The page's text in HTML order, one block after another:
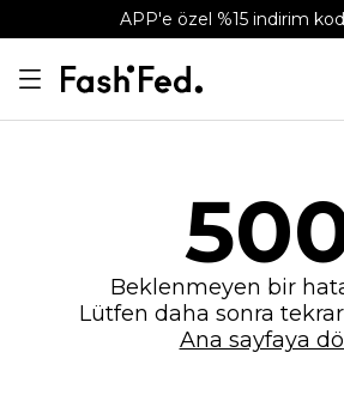
APP'e özel %15 indirim
Beklenmeyen bir
Lütfen daha sonra
Ana sayfaya